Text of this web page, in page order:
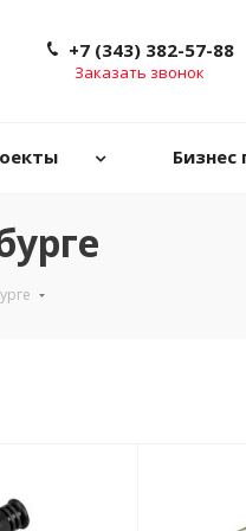
+7 (343) 382-57-88
Заказать звонок
Бизнес